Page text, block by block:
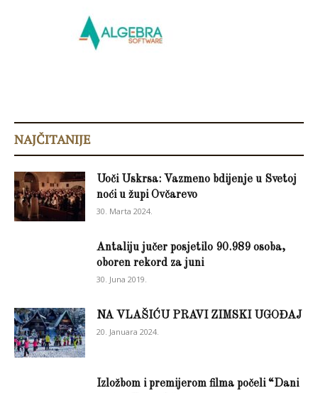
NAJČITANIJE
Uoči Uskrsa: Vazmeno bdijenje u Svetoj
noći u župi Ovčarevo
30. Marta 2024.
Antaliju jučer posjetilo 90.989 osoba,
oboren rekord za juni
30. Juna 2019.
NA VLAŠIĆU PRAVI ZIMSKI UGOĐAJ
20. Januara 2024.
Izložbom i premijerom filma počeli “Dani